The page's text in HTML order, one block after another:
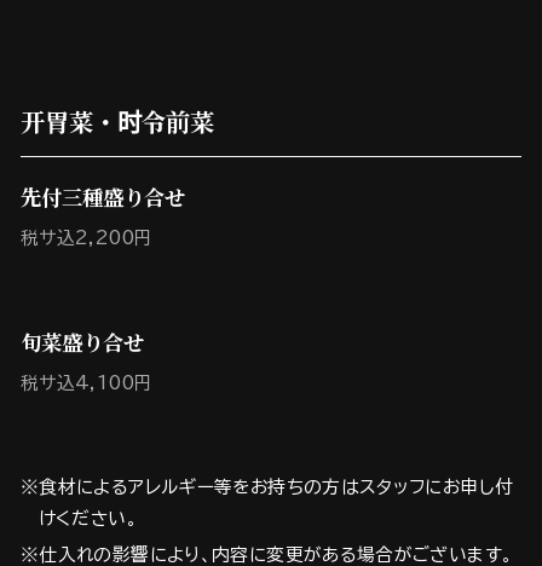
开胃菜・时令前菜
先付三種盛り合せ
税サ込2,200円
旬菜盛り合せ
税サ込4,100円
※食材によるアレルギー等をお持ちの方はスタッフにお申し付
けください。
※仕入れの影響により、内容に変更がある場合がございます。